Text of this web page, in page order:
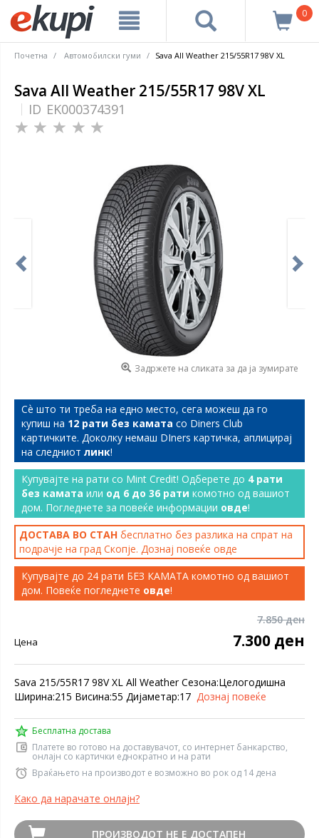
0
Почетна Автомобилски гуми Sava All Weather 215/55R17 98V XL
Sava All Weather 215/55R17 98V XL
ID EK000374391
Задржете на сликата за да ја зумирате
Сѐ што ти треба на едно место, сега можеш да го
купиш на 12 рати без камата со Diners Club
картичките. Доколку немаш DIners картичка, аплицирај
на следниот линк!
Купувајте на рати со Mint Credit! Одберете до 4 рати
без камата или од 6 до 36 рати комотно од вашиот
дом. Погледнете за повеќе информации овде!
ДОСТАВА ВО СТАН бесплатно без разлика на спрат на
подрачје на град Скопје. Дознај повеќе овде
Купувајте до 24 рати БЕЗ КАМАТА комотно од вашиот
дом. Повеќе погледнете овде!
7.850 ден
Цена 7.300 ден
Sava 215/55R17 98V XL All Weather Сезона:Целогодишна
Ширина:215 Висина:55 Дијаметар:17 Дознај повеќе
Бесплатна достава
Платете во готово на доставувачот, со интернет банкарство,
онлајн со картички еднократно и на рати
Враќањето на производот е возможно во рок од 14 дена
Како да нарачате онлајн?
ПРОИЗВОДОТ НЕ Е ДОСТАПЕН